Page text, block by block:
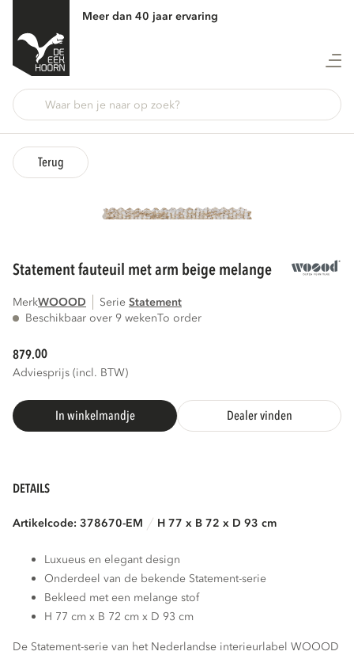
Meer dan 40 jaar ervaring
Terug
statement fauteuil met arm beige melange
MerkWOOOD Serie
statement
Beschikbaar over 9 wekenTo order
879.00
Adviesprijs (incl. BTW)
In winkelmandje Dealer vinden
DETAILS
Artikelcode: 378670-EM H 77 x B 72 x D 93 cm
Luxueus en elegant design
Onderdeel van de bekende Statement-serie
Bekleed met een melange stof
H 77 cm x B 72 cm x D 93 cm
De Statement-serie van het Nederlandse interieurlabel WOOOD